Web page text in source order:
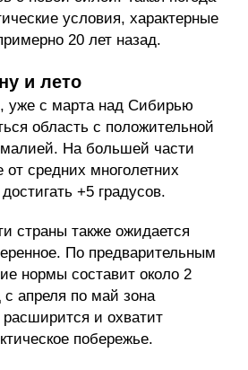
условия, характерные
20 лет назад.
и лето
уже с марта над Сибирью
область с положительной
На большей части
от средних многолетних
+5 градусов.
страны также ожидается
По предварительным
нормы составит около 2
с апреля по май зона
и охватит
побережье.